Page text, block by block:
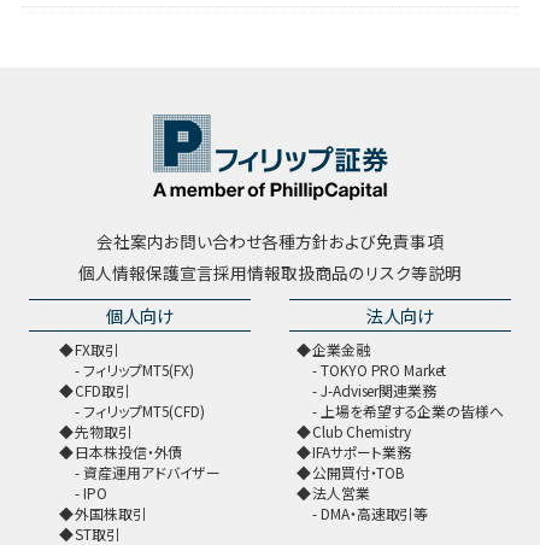
会社案内お問い合わせ各種方針および免責事項
個人情報保護宣言採用情報取扱商品のリスク等説明
個人向け
FX取引
フィリップMT5(FX)
CFD取引
フィリップMT5(CFD)
先物取引
日本株投信・外債
資産運用アドバイザー
IPO
外国株取引
ST取引
法人向け
企業金融
TOKYO PRO Market
J-Adviser関連業務
上場を希望する企業の皆様へ
Club Chemistry
IFAサポート業務
公開買付・TOB
法人営業
DMA・高速取引等